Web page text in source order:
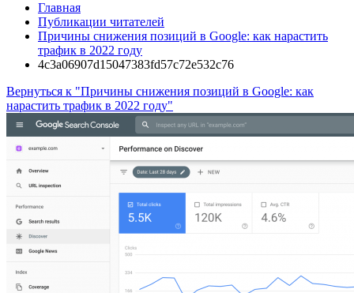
Главная
Публикации читателей
Причины снижения позиций в Google: как нарастить
трафик в 2022 году
4c3a06907d15047383fd57c72e532c76
Вернуться к "Причины снижения позиций в Google: как
нарастить трафик в 2022 году"